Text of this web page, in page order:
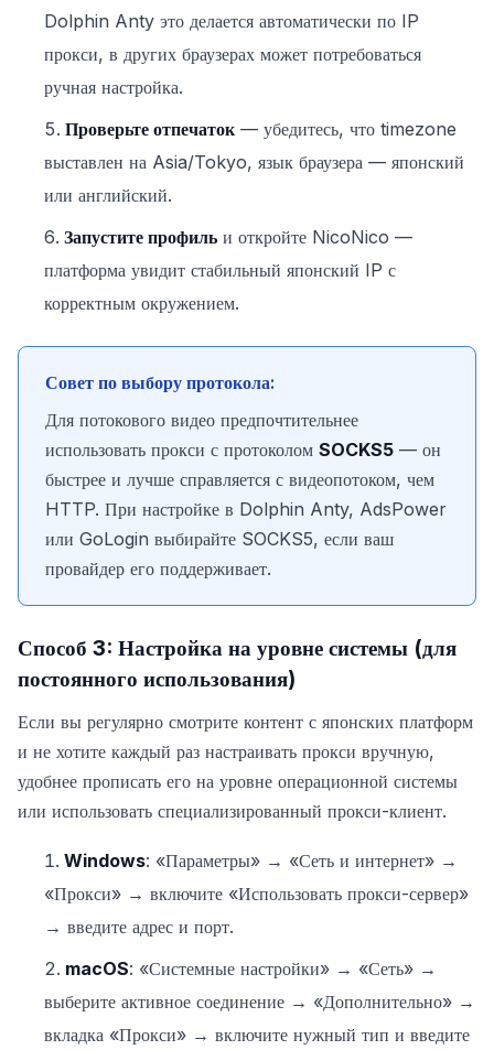
Dolphin Anty это делается автоматически по IP
прокси, в других браузерах может потребоваться
ручная настройка.
Проверьте отпечаток — убедитесь, что timezone
выставлен на Asia/Tokyo, язык браузера — японский
или английский.
Запустите профиль и откройте NicoNico —
платформа увидит стабильный японский IP с
корректным окружением.
Совет по выбору протокола:
Для потокового видео предпочтительнее
использовать прокси с протоколом SOCKS5 — он
быстрее и лучше справляется с видеопотоком, чем
HTTP. При настройке в Dolphin Anty, AdsPower
или GoLogin выбирайте SOCKS5, если ваш
провайдер его поддерживает.
Способ 3: Настройка на уровне системы (для
постоянного использования)
Если вы регулярно смотрите контент с японских платформ
и не хотите каждый раз настраивать прокси вручную,
удобнее прописать его на уровне операционной системы
или использовать специализированный прокси-клиент.
Windows: «Параметры» → «Сеть и интернет» →
«Прокси» → включите «Использовать прокси-сервер»
→ введите адрес и порт.
macOS: «Системные настройки» → «Сеть» →
выберите активное соединение → «Дополнительно» →
вкладка «Прокси» → включите нужный тип и введите